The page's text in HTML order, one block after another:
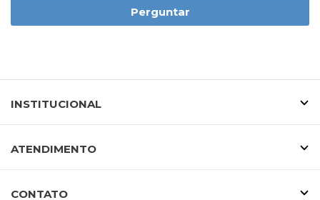
Perguntar
INSTITUCIONAL
ATENDIMENTO
CONTATO